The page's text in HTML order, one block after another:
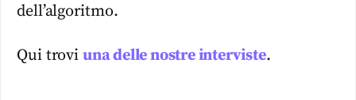
dell’algoritmo.
Qui trovi una delle nostre interviste.